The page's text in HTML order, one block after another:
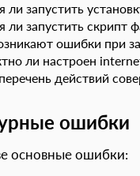
ли запустить
ли запустить скрипт
ошибки при
ли настроен
действий
ошибки
основные ошибки: